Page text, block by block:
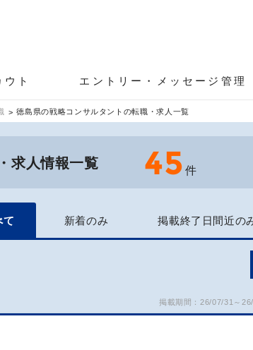
ウト エントリー・メッセージ管理
徳島県の戦略コンサルタントの転職・求人一覧
求人情報一覧 45 件
て 新着のみ 掲載終了日間近の
掲載期間：26/07/31～